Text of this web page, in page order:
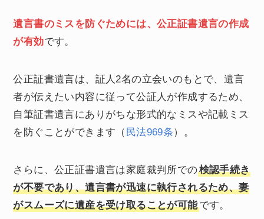
遺言書のミスを防ぐためには、公正証書遺言の作成
が有効です。
公正証書遺言は、証人2名の立会いのもとで、遺言
者が伝えたい内容に従って公証人が作成するため、
自筆証書遺言にありがちな形式的なミスや記載ミス
を防ぐことができます（ 民法969条）。
さらに、公正証書遺言は家庭裁判所での検認手続き
が不要であり、遺言書が迅速に執行されるため、妻
がスムーズに遺産を受け取ることが可能です。